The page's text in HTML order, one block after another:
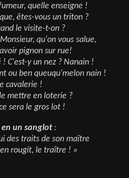
quelle enseigne !
êtes-vous un triton ?
le visite-t-on ?
qu'on vous salue,
pignon sur rue!
C'est-y un nez ? Nanain !
ou ben queuqu'melon nain !
cavalerie !
mettre en loterie ?
sera le gros lot !
en un sanglot:
des traits de son maître
rougit, le traître ! »